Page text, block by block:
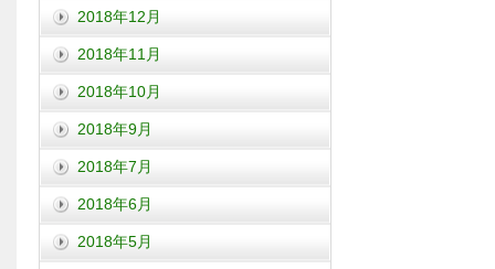
2018年12月
2018年11月
2018年10月
2018年9月
2018年7月
2018年6月
2018年5月